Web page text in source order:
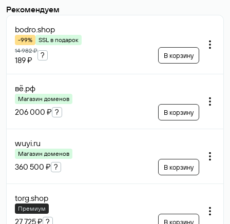
Рекомендуем
bodro.shop
-99%
SSL в подарок
14 982 ₽
189 ₽
? В корзину
вё.рф
Магазин доменов
206 000 ₽ ? В корзину
wuyi.ru
Магазин доменов
360 500 ₽ ? В корзину
torg.shop
Премиум
27 725 ₽ ? В корзину